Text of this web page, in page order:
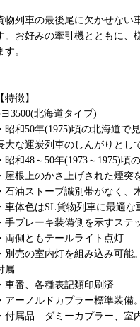
物列車の最後尾に欠かせない
。お好みの牽引機とともに、
す。
【特徴】
3500(北海道タイプ)
・昭和50年(1975)頃の北海道で
大な運炭列車のしんがりとし
・昭和48～50年(1973～1975)
・屋根上のかさ上げされた煙突
・石油ストーブ識別帯がなく
・車体色はSL貨物列車に最適
・手ブレーキ装備側を示すステ
・両側ともテールライト点灯
・別売の室内灯を組み込み可
属
・車番、各種表記類印刷済
・アーノルドカプラー標準装
・付属品…ダミーカプラー、室